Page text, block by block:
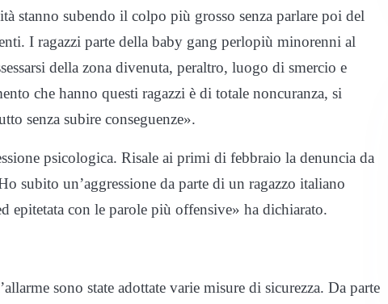
stanno subendo il colpo più grosso senza parlare poi del
I ragazzi parte della baby gang perlopiù minorenni al
della zona divenuta, peraltro, luogo di smercio e
che hanno questi ragazzi è di totale noncuranza, si
senza subire conseguenze».
psicologica. Risale ai primi di febbraio la denuncia da
subito un’aggressione da parte di un ragazzo italiano
epitetata con le parole più offensive» ha dichiarato.
sono state adottate varie misure di sicurezza. Da parte